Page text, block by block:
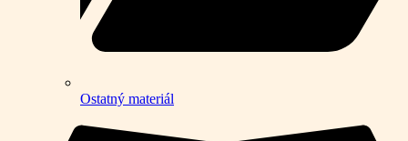
Ostatný materiál